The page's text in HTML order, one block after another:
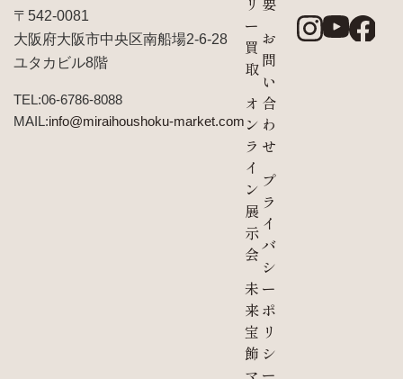
〒542-0081
大阪府大阪市中央区南船場2-6-28
ユタカビル8階
TEL:06-6786-8088
MAIL:info@miraihoushoku-market.com
ー
買
取
オ
ン
ラ
イ
ン
展
示
会
未
来
宝
飾
マ
お
問
い
合
わ
せ
プ
ラ
イ
バ
シ
ー
ポ
リ
シ
ー